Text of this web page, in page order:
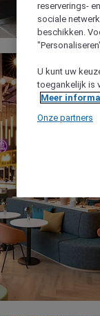
reserverings-
sociale
beschikken.
U kunt uw
toegankelijk is
Meer
Onze partners